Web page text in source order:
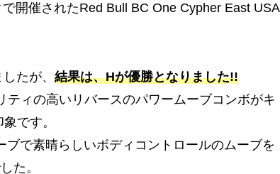
開催されたRed Bull BC One Cypher East USA
たが、 結果は、Hが優勝となりました!!
ィの高いリバースのパワームーブコンボがキ
です。
で素晴らしいボディコントロールのムーブを
た。